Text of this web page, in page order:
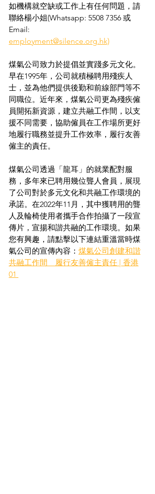
如機構就空缺或工作上有任何問題，請
聯絡楊小姐(Whatsapp: 5508 7356 或
Email:
employment@silence.org.hk)
煤氣公司致力於提倡並實踐多元文化。
早在1995年，公司就積極聘用殘疾人
士，並為他們提供後勤和前線部門等不
同職位。近年來，煤氣公司更為殘疾僱
員開拓新資源，建立共融工作間，以支
援不同需要，協助僱員在工作場所更好
地履行職務並提升工作效率，履行友善
僱主的責任。
煤氣公司透過「龍耳」的就業配對服
務，多年來已聘用幾位聾人會員，展現
了公司對於多元文化和共融工作環境的
承諾。在2022年11月，其中獲聘用的聾
人及輪椅使用者攜手合作拍攝了一段宣
傳片，宣揚和諧共融的工作環境。如果
您有興趣，請點擊以下連結重溫當時煤
氣公司的宣傳內容： 煤氣公司創建和諧
共融工作間　履行友善僱主責任 | 香港
01